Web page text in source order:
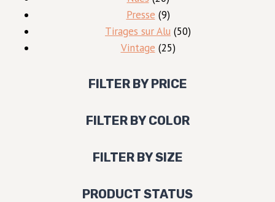
produits
Presse 99
produits
Tirages sur Alu 5050
Vintage 2525
FILTER BY PRICE
FILTER BY COLOR
FILTER BY SIZE
PRODUCT STATUS